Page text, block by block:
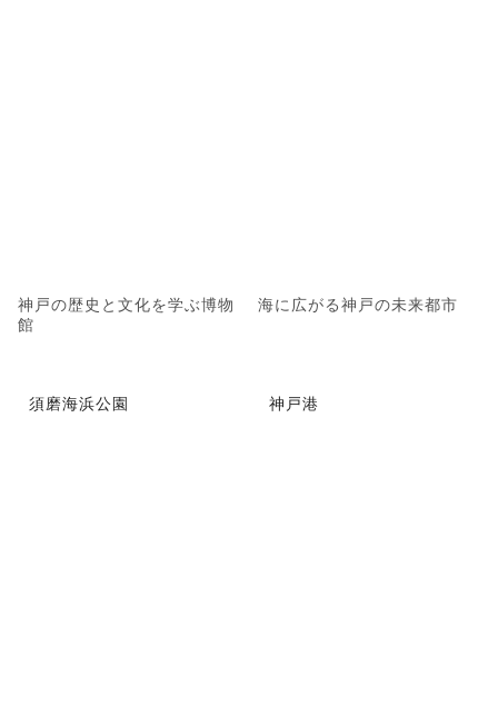
神戸の歴史と文化を学ぶ博物
館
海に広がる神戸の未来都市
須磨海浜公園 神戸港